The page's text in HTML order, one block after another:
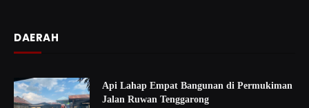
DAERAH
Api Lahap Empat Bangunan di Permukiman
Jalan Ruwan Tenggarong